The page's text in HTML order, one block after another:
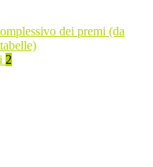
dei premi (da
2